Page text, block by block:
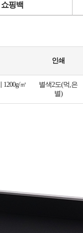
쇼핑백
인쇄
㎡
별색2도(먹,은
별)